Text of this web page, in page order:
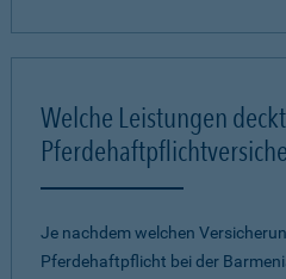
Welche Leistungen
Je nachdem welchen
Pferdehaftpflicht bei der